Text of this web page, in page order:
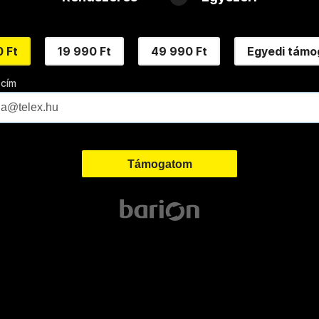
Ft 19 990 Ft 49 990 Ft Egyedi